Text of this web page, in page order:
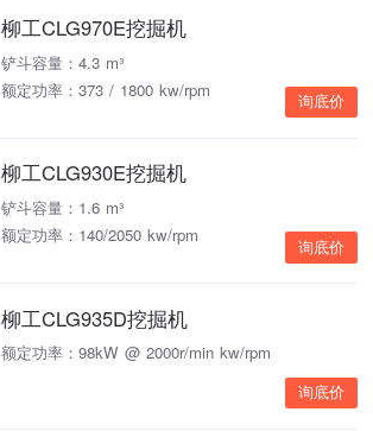
柳工CLG970E挖掘机
铲斗容量：4.3 m³
额定功率：373 / 1800 kw/rpm
询底价
柳工CLG930E挖掘机
铲斗容量：1.6 m³
额定功率：140/2050 kw/rpm
询底价
柳工CLG935D挖掘机
额定功率：98kW @ 2000r/min kw/rpm
询底价